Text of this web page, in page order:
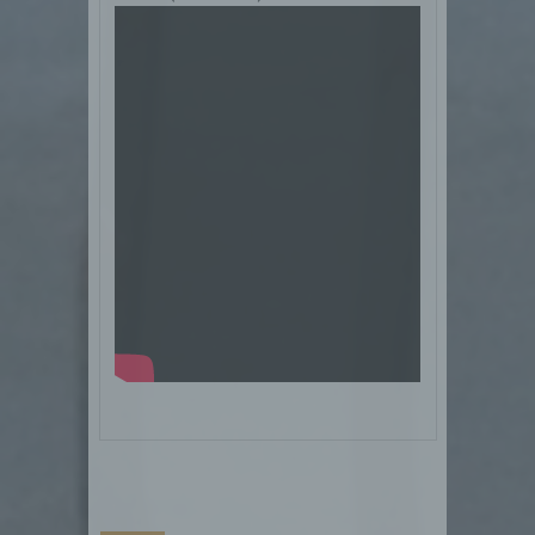
sicherer zu machen. Local Storage und SessionStorage
wurde. Dies ermöglicht es den besuchten
Internetseiten und Servern, den individuellen